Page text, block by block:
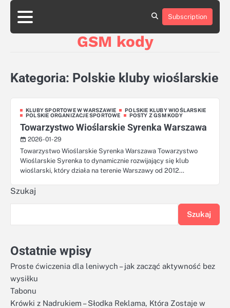
Skip
content
aluminumboatplans.com
dobra-
plywoodboatplans.com
ujednoznaczniające
aluminumboatplans.com
dobra-
plywoodboatplans.com
ujednoznaczniające
Kontakt
Kontakt
Subscription
GSM kody
Kategoria: Polskie kluby wioślarskie
KLUBY SPORTOWE W WARSZAWIE
POLSKIE KLUBY WIOŚLARSKIE
POLSKIE ORGANIZACJE SPORTOWE
POSTY Z GSM KODY
Towarzystwo Wioślarskie Syrenka Warszawa
2026-01-29
Towarzystwo Wioślarskie Syrenka Warszawa Towarzystwo
Wioślarskie Syrenka to dynamicznie rozwijający się klub
wioślarski, który działa na terenie Warszawy od 2012…
Szukaj
Szukaj
Ostatnie wpisy
Proste ćwiczenia dla leniwych – jak zacząć aktywność bez
wysiłku
Tabonu
Krówki z Nadrukiem – Słodka Reklama, Która Zostaje w